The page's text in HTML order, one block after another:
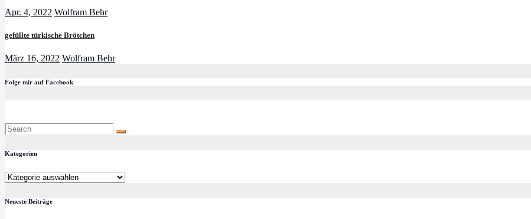
Apr. 4, 2022 Wolfram Behr
gefüllte türkische Brötchen
März 16, 2022 Wolfram Behr
Folge mir auf Facebook
Kategorien
Kategorien
Neueste Beiträge